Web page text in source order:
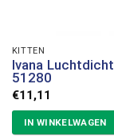
KITTEN
Ivana
51280
€11,11
IN WINKELWAGEN